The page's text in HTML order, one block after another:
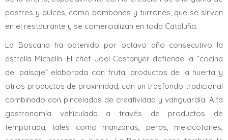
postres y dulces, como bombones y turrones, que se sirven
en el restaurante y se comercializan en toda Cataluña.
La Boscana ha obtenido por octavo año consecutivo la
estrella Michelin. El chef Joel Castanyer defiende la “cocina
del paisaje” elaborada con fruta, productos de la huerta y
otros productos de proximidad, con un trasfondo tradicional
combinado con pinceladas de creatividad y vanguardia. Alta
gastronomía vehiculada a través de productos de
temporada, tales como manzanas, peras, melocotones,